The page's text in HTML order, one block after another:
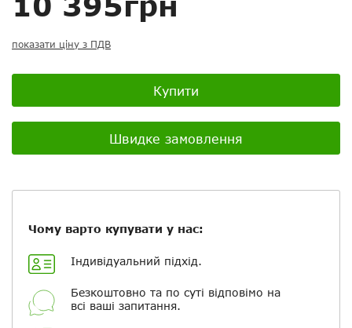
показати ціну з ПДВ
Купити
Швидке замовлення
Чому варто купувати у нас:
Індивідуальний підхід.
Безкоштовно та по суті відповімо на
всі ваші запитання.
Скасувати Задайте питання
Посилання на відео з Youtube:
Додати фотографії
+ Вибрати файли
Ваше ім'я
Скасувати Поставити запитання